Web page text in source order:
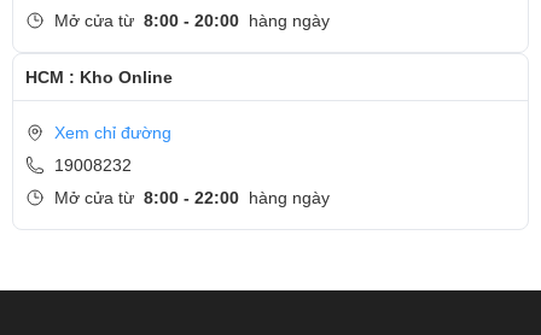
Mở cửa từ 8:00 - 20:00 hàng ngày
HCM : Kho Online
Xem chỉ đường
19008232
Mở cửa từ 8:00 - 22:00 hàng ngày